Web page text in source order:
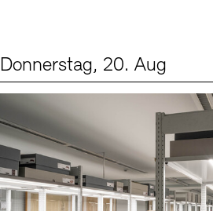
Donnerstag, 20. Aug